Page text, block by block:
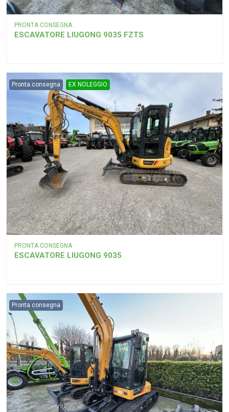
PRONTA CONSEGNA
ESCAVATORE LIUGONG 9035 FZTS
Pronta consegna EX NOLEGGIO
PRONTA CONSEGNA
ESCAVATORE LIUGONG 9035
Pronta consegna